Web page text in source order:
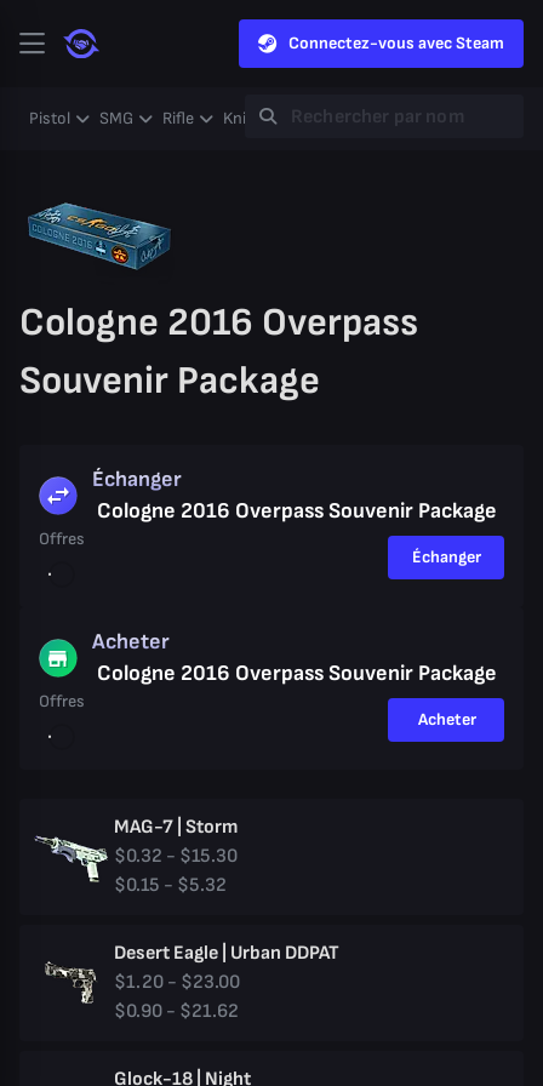
Connectez-vous avec Steam
Pistol SMG Rifle Knife Gloves Heavy Case
Cologne 2016 Overpass
Souvenir Package
Échanger
Cologne 2016 Overpass Souvenir Package
Offres
Échanger
Acheter
Cologne 2016 Overpass Souvenir Package
Offres
Acheter
MAG-7 | Storm
$0.32 - $15.30
$0.15 - $5.32
Desert Eagle | Urban DDPAT
$1.20 - $23.00
$0.90 - $21.62
Glock-18 | Night